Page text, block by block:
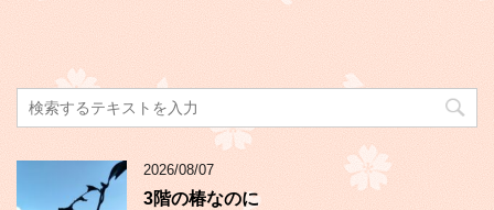
2026/08/07
3階の椿なのに